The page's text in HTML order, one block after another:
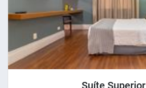
Suíte Superior